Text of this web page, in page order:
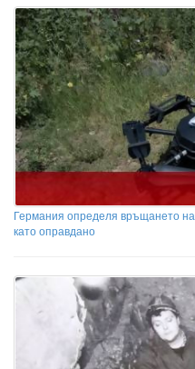
Германия определя връщането
като оправдано